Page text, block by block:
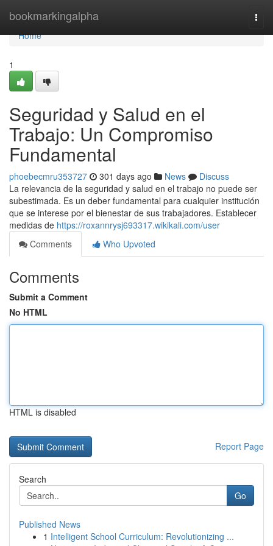
bookmarkingalpha
Home
Home
1
Seguridad y Salud en el
Trabajo: Un Compromiso
Fundamental
phoebecmru353727 301 days ago News
Discuss
La relevancia de la seguridad y salud en el trabajo no puede ser
subestimada. Es un deber fundamental para cualquier institución
que se interese por el bienestar de sus trabajadores. Establecer
medidas de https://roxannrysj693317.wikikali.com/user
Comments
Who Upvoted
Comments
Submit a Comment
No HTML
HTML is disabled
Report Page
Search
Go
Published News
1 Intelligent School Curriculum: Revolutionizing ...